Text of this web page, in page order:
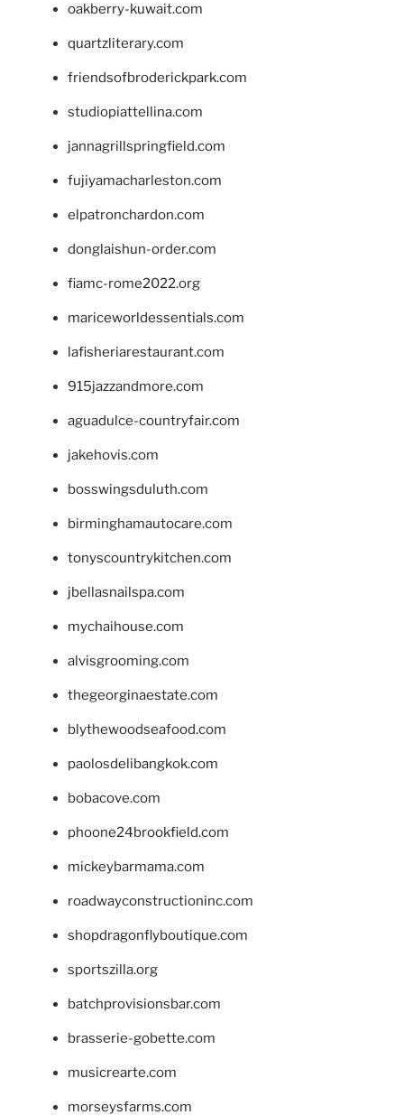
oakberry-kuwait.com
quartzliterary.com
friendsofbroderickpark.com
studiopiattellina.com
jannagrillspringfield.com
fujiyamacharleston.com
elpatronchardon.com
donglaishun-order.com
fiamc-rome2022.org
mariceworldessentials.com
lafisheriarestaurant.com
915jazzandmore.com
aguadulce-countryfair.com
jakehovis.com
bosswingsduluth.com
birminghamautocare.com
tonyscountrykitchen.com
jbellasnailspa.com
mychaihouse.com
alvisgrooming.com
thegeorginaestate.com
blythewoodseafood.com
paolosdelibangkok.com
bobacove.com
phoone24brookfield.com
mickeybarmama.com
roadwayconstructioninc.com
shopdragonflyboutique.com
sportszilla.org
batchprovisionsbar.com
brasserie-gobette.com
musicrearte.com
morseysfarms.com